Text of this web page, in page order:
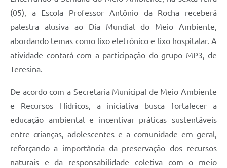
(05), a Escola Professor Antônio da Rocha receberá
palestra alusiva ao Dia Mundial do Meio Ambiente,
abordando temas como lixo eletrônico e lixo hospitalar. A
atividade contará com a participação do grupo MP3, de
Teresina.
De acordo com a Secretaria Municipal de Meio Ambiente
e Recursos Hídricos, a iniciativa busca fortalecer a
educação ambiental e incentivar práticas sustentáveis
entre crianças, adolescentes e a comunidade em geral,
reforçando a importância da preservação dos recursos
naturais e da responsabilidade coletiva com o meio